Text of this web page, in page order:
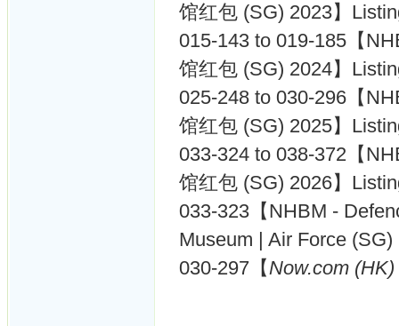
馆红包 (SG) 2023】
015-143 to 019-185【
馆红包 (SG) 2024】
025-248 to 030-296【
馆红包 (SG) 2025】
033-324 to 038-372【
馆红包 (SG) 2026】
033-323【NHBM -
Museum | Air Force (SG)
030-297【Now.com